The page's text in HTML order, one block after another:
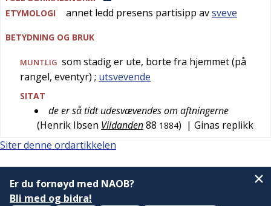
ETYMOLOGI
annet ledd presens partisipp avsveve
BETYDNING OG BRUK
MUNTLIG som stadig er ute, borte fra hjemmet (på
rangel, eventyr) ; utsvevende
SITAT
de er så tidt udesvævendes om aftningerne
(Henrik Ibsen Vildanden88 1884) | Ginas replikk
Siter denne ordartikkelen
Er du fornøyd med NAOB?
Bli med og bidra!